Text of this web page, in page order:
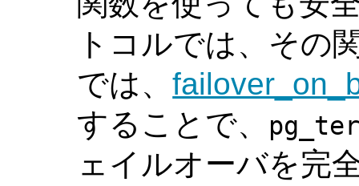
トコルでは、その
では、
することで、
ェイルオーバを完